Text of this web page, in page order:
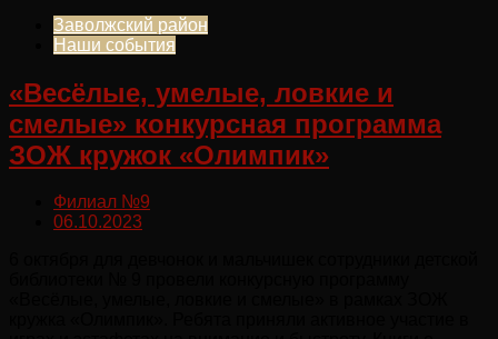
Заволжский район
Наши события
«Весёлые, умелые, ловкие и
смелые» конкурсная программа
ЗОЖ кружок «Олимпик»
Филиал №9
06.10.2023